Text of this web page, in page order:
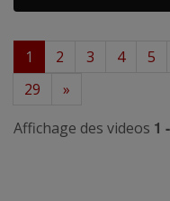
1 2 3 4 5
29
»
Affichage des videos 1